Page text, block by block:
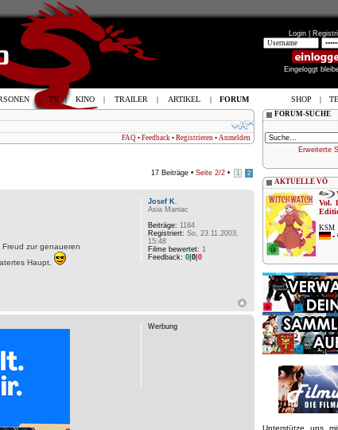
Login |
Eingeloggt
FAQ • Feedback • Registrieren • Anmelden
17 Beiträge • Seite 2/2 • 1 2
zur genaueren
Haupt.
Josef K.
Asia Maniac
Beiträge: 1184
Registriert: So, 23.11.2003,
15:48
Filme bewertet: 1
Feedback: 0 0 0
Werbung
FORUM-SUCHE
Erweiterte
AKTUELLE VÖ
Vol.
KSM
•
Unterstütze uns
| TV | KINO | TRAILER | ARTIKEL | FORUM SHOP |